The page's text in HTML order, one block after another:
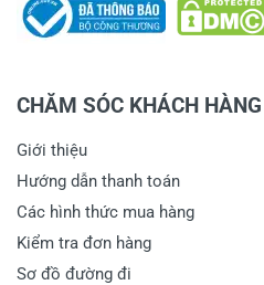
CHĂM SÓC KHÁCH HÀNG
Giới thiệu
Hướng dẫn thanh toán
Các hình thức mua hàng
Kiểm tra đơn hàng
Sơ đồ đường đi